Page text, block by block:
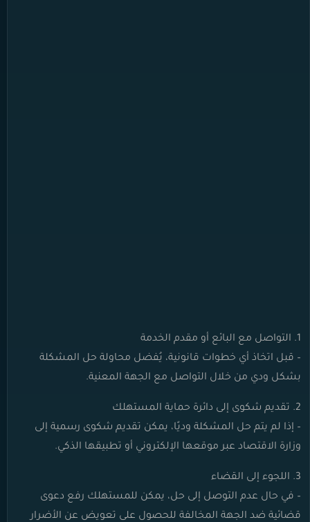
1. التواصل مع البائع أو مقدم الخدمة
– قبل اتخاذ أي خطوات قانونية، يُفضل محاولة حل المشكلة
بشكل ودي من خلال التواصل مع الجهة المعنية.
2. تقديم شكوى إلى دائرة حماية المستهلك
– إذا لم يتم حل المشكلة وديًا، يمكن تقديم شكوى رسمية إلى
وزارة الاقتصاد عبر موقعها الإلكتروني أو تطبيقها الذكي.
3. اللجوء إلى القضاء
– في حال عدم التوصل إلى حل، يمكن للمستهلك رفع دعوى
قضائية ضد الجهة المخالفة للحصول على تعويض عن الأضرار